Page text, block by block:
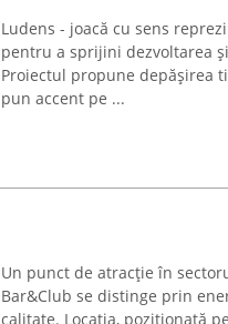
Ludens - joacă cu sens
pentru a sprijini dezvoltarea
Proiectul propune depășirea
pun accent pe ...
Un punct de atracție în
Bar&Club se distinge prin
calitate. Locația, poziționată